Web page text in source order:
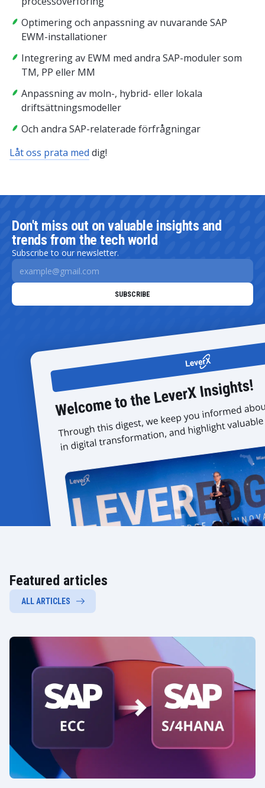
Optimering och anpassning av nuvarande SAP
EWM-installationer
Integrering av EWM med andra SAP-moduler som
TM, PP eller MM
Anpassning av moln-, hybrid- eller lokala
driftsättningsmodeller
Och andra SAP-relaterade förfrågningar
Låt oss prata med dig!
Don't miss out on valuable insights and
trends from the tech world
Subscribe to our newsletter.
Featured articles
ALL ARTICLES